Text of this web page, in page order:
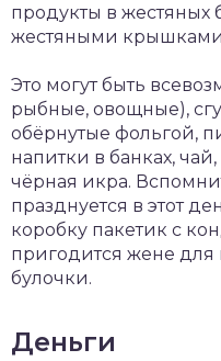
продукты в жестяных
жестяными
Это могут быть
рыбные, овощные),
обёрнутые фольгой,
напитки в банках,
чёрная икра.
празднуется в этот
коробку пакетик с
пригодится жене
булочки.
Деньги